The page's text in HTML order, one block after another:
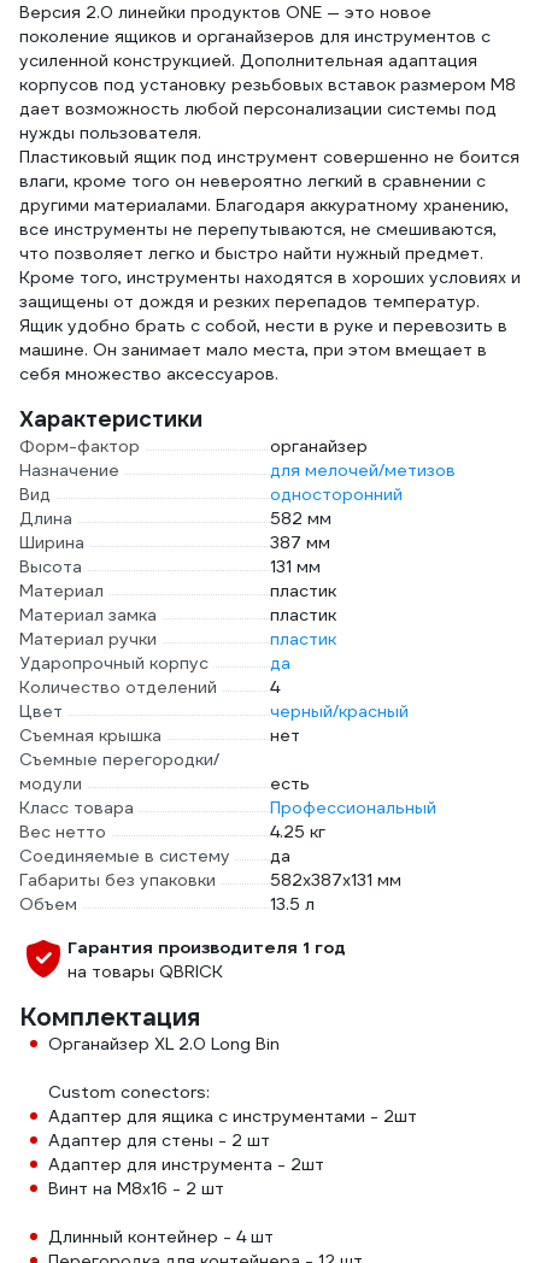
Версия 2.0 линейки продуктов ONE — это новое
поколение ящиков и органайзеров для инструментов с
усиленной конструкцией. Дополнительная адаптация
корпусов под установку резьбовых вставок размером М8
дает возможность любой персонализации системы под
нужды пользователя.
Пластиковый ящик под инструмент совершенно не боится
влаги, кроме того он невероятно легкий в сравнении с
другими материалами. Благодаря аккуратному хранению,
все инструменты не перепутываются, не смешиваются,
что позволяет легко и быстро найти нужный предмет.
Кроме того, инструменты находятся в хороших условиях и
защищены от дождя и резких перепадов температур.
Ящик удобно брать с собой, нести в руке и перевозить в
машине. Он занимает мало места, при этом вмещает в
себя множество аксессуаров.
Характеристики
Форм-фактор
органайзер
Назначение
для мелочей/метизов
Вид
односторонний
Длина
582 мм
Ширина
387 мм
Высота
131 мм
Материал
пластик
Материал замка
пластик
Материал ручки
пластик
Ударопрочный корпус
да
Количество отделений
4
Цвет
черный/красный
Съемная крышка
нет
Съемные перегородки/
модули
есть
Класс товара
Профессиональный
Вес нетто
4.25 кг
Соединяемые в систему
да
Габариты без упаковки
582х387х131 мм
Объем
13.5 л
Гарантия производителя 1 год
на товары QBRICK
Комплектация
Органайзер XL 2.0 Long Bin
Сustom conectors:
Адаптер для ящика с инструментами - 2шт
Адаптер для стены - 2 шт
Адаптер для инструмента - 2шт
Винт на M8x16 - 2 шт
Длинный контейнер - 4 шт